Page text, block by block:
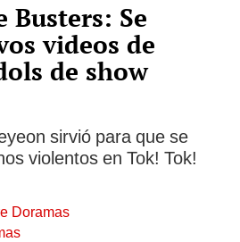
Busters: Se
videos de
de show
sirvió para que se
violentos en Tok! Tok!
Doramas